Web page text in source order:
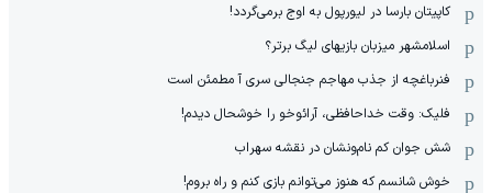
کاپیتان بارسا در لیورپول به اوج برمی‌گردد!
اسلامشهر میزبان بازیهای لیگ برتر؟
فنرباغچه از جذب مهاجم جنجالی سری آ مطمئن است
فلیک: وقت خداحافظی، آرائوخو را خوشحال دیدم!
شش جوان کم نام‌و‌نشان در نقشه سهراب
خوش شانسم که هنوز می‌توانم بازی کنم و راه بروم!